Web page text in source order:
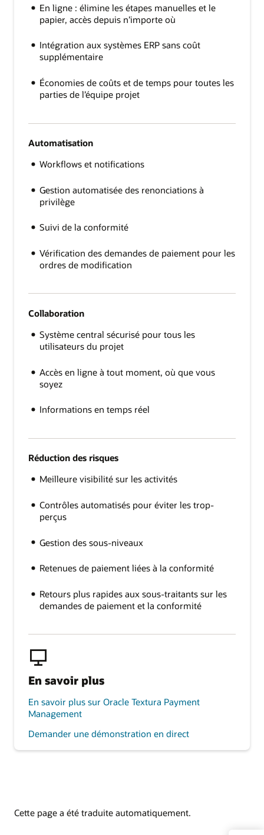
En ligne : élimine les étapes manuelles et le
papier, accès depuis n’importe où
Intégration aux systèmes ERP sans coût
supplémentaire
Économies de coûts et de temps pour toutes les
parties de l’équipe projet
Automatisation
Workflows et notifications
Gestion automatisée des renonciations à
privilège
Suivi de la conformité
Vérification des demandes de paiement pour les
ordres de modification
Collaboration
Système central sécurisé pour tous les
utilisateurs du projet
Accès en ligne à tout moment, où que vous
soyez
Informations en temps réel
Réduction des risques
Meilleure visibilité sur les activités
Contrôles automatisés pour éviter les trop-
perçus
Gestion des sous-niveaux
Retenues de paiement liées à la conformité
Retours plus rapides aux sous-traitants sur les
demandes de paiement et la conformité
En savoir plus
En savoir plus sur Oracle Textura Payment
Management
Demander une démonstration en direct
Cette page a été traduite automatiquement.